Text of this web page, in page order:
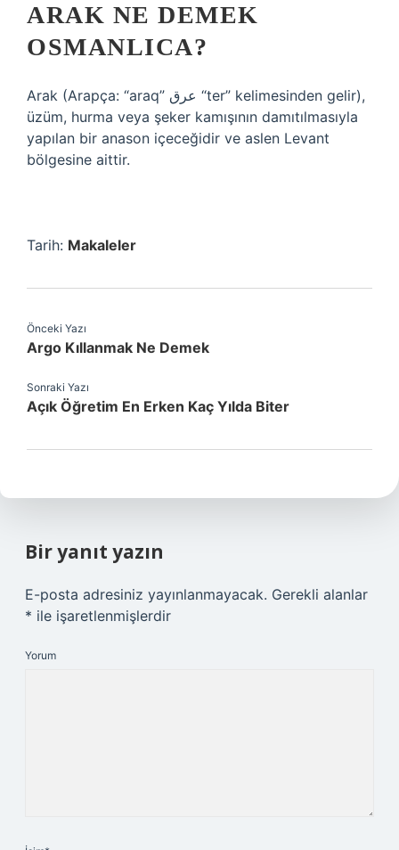
ARAK NE DEMEK
OSMANLICA?
Arak (Arapça: “araq” ﻋﺮﻕ “ter” kelimesinden gelir),
üzüm, hurma veya şeker kamışının damıtılmasıyla
yapılan bir anason içeceğidir ve aslen Levant
bölgesine aittir.
Tarih: Makaleler
Önceki Yazı
Argo Kıllanmak Ne Demek
Sonraki Yazı
Açık Öğretim En Erken Kaç Yılda Biter
Bir yanıt yazın
E-posta adresiniz yayınlanmayacak. Gerekli alanlar
* ile işaretlenmişlerdir
Yorum